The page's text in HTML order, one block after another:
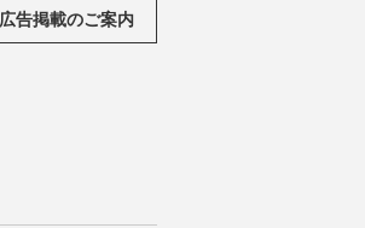
広告掲載のご案内